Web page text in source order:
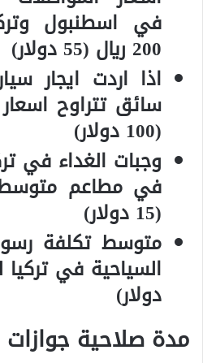
في اسطنبول
200 ريال (55 دولار)
اذا اردت ايجار
(100 دولار)
وجبات الغداء في
(15 دولار)
متوسط تكلفة
دولار)
مدة صلاحية